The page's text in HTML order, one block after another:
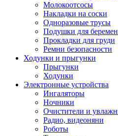
Молокоотсосы
Накладки на соски
Одноразовые трусы
Подушки для
Прокладки для груди
Ремни безопасности
Ходунки и прыгунки
Прыгунки
Ходунки
Электронные устройства
Ингаляторы
Ночники
Очистители и
Радио, видеоняни
Роботы